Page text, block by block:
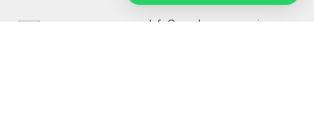
Info@sepahansarmaco.ir